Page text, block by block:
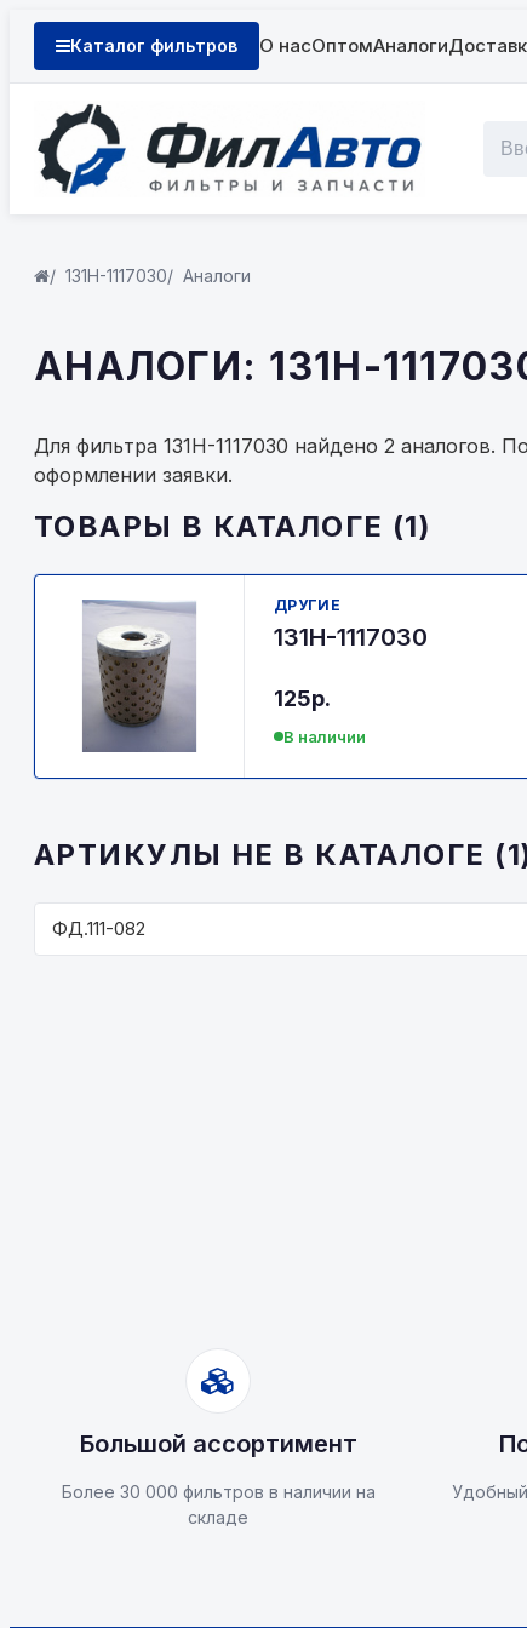
Каталог фильтров О насОптомАналоги
131Н-1117030 Аналоги
АНАЛОГИ: 131Н-
Для фильтра 131Н-1117030 найдено 2 аналогов.
оформлении заявки.
ТОВАРЫ В КАТАЛОГЕ (1)
ДРУГИЕ
131Н-1117030
125р.
В наличии
АРТИКУЛЫ НЕ В КАТАЛОГЕ
ФД.111-082
Большой ассортимент
Более 30 000 фильтров в наличии на
складе